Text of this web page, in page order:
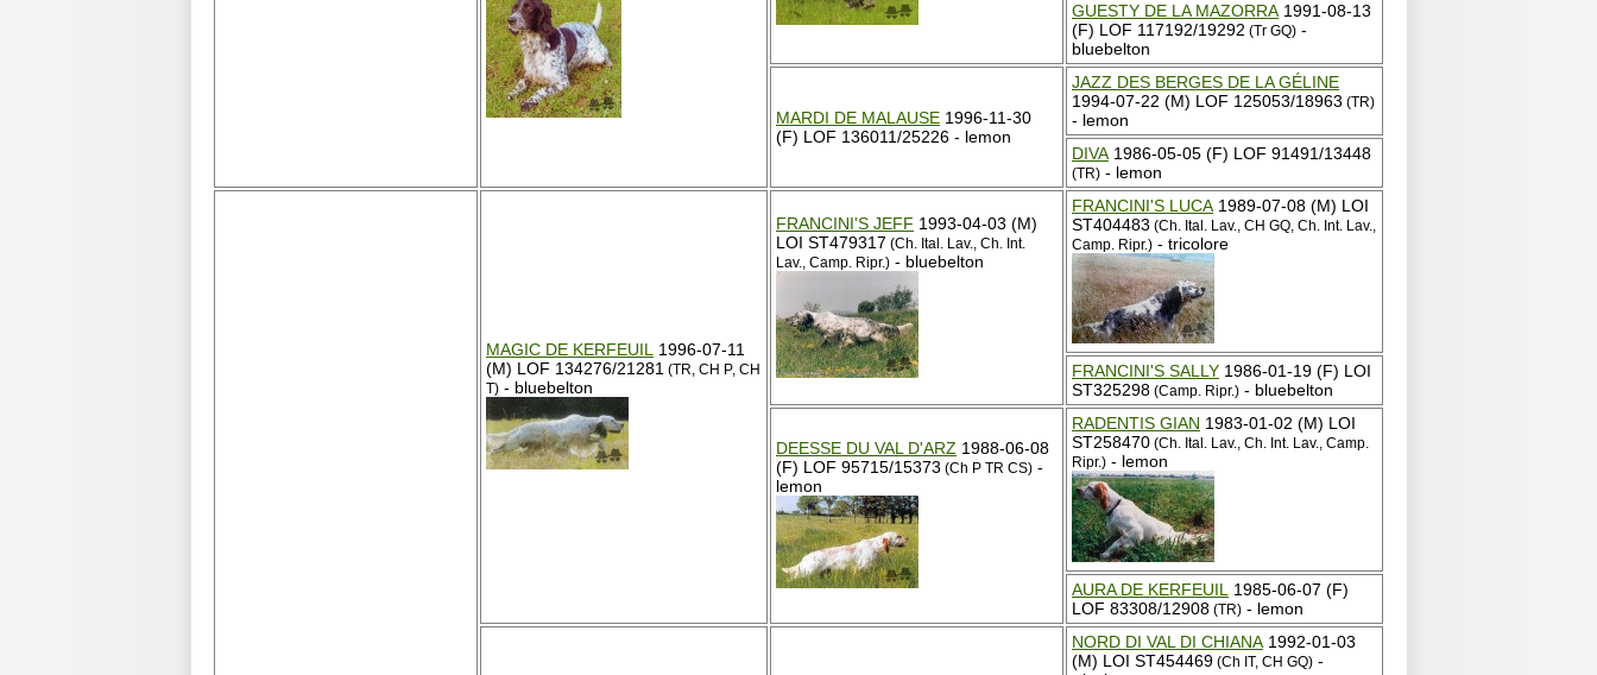
GUESTY DE LA MAZORRA 1991-08-13
(F) LOF 117192/19292 (Tr GQ) -
bluebelton
MARDI DE MALAUSE 1996-11-30
(F) LOF 136011/25226 - lemon
JAZZ DES BERGES DE LA GÉLINE
1994-07-22 (M) LOF 125053/18963 (TR)
- lemon
DIVA 1986-05-05 (F) LOF 91491/13448
(TR) - lemon
MAGIC DE KERFEUIL
1996-07-11
(M) LOF 134276/21281 (TR, CH P, CH
T) - bluebelton
FRANCINI'S JEFF 1993-04-03 (M)
LOI ST479317 (Ch. Ital. Lav., Ch. Int.
Lav., Camp. Ripr.) - bluebelton
FRANCINI'S LUCA 1989-07-08 (M) LOI
ST404483 (Ch. Ital. Lav., CH GQ, Ch. Int. Lav.,
Camp. Ripr.) - tricolore
FRANCINI'S SALLY 1986-01-19 (F) LOI
ST325298 (Camp. Ripr.) - bluebelton
DEESSE DU VAL D'ARZ 1988-06-08
(F) LOF 95715/15373 (Ch P TR CS) -
lemon
RADENTIS GIAN 1983-01-02 (M) LOI
ST258470 (Ch. Ital. Lav., Ch. Int. Lav., Camp.
Ripr.) - lemon
AURA DE KERFEUIL
1985-06-07 (F)
LOF 83308/12908 (TR) - lemon
NORD DI VAL DI CHIANA 1992-01-03
(M) LOI ST454469 (Ch IT, CH GQ) -